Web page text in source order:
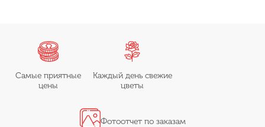
Самые приятные
цены
Каждый день свежие
цветы
Фотоотчет по заказам